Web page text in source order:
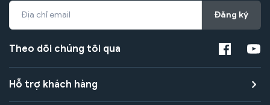
Đăng ký
Theo dõi chúng tôi qua
Hỗ trợ khách hàng